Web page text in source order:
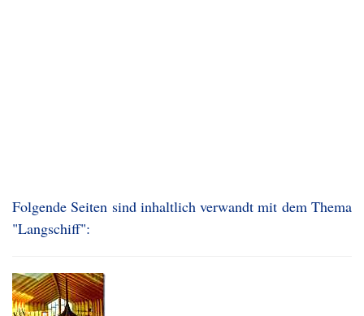
Folgende Seiten sind inhaltlich verwandt mit dem Thema
"Langschiff":